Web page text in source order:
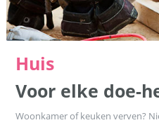
Huis
Voor elke doe-
Woonkamer of keuken verven?